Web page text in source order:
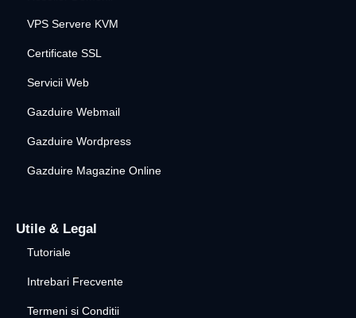
VPS Servere KVM
Certificate SSL
Servicii Web
Gazduire Webmail
Gazduire Wordpress
Gazduire Magazine Online
Utile & Legal
Tutoriale
Intrebari Frecvente
Termeni si Conditii